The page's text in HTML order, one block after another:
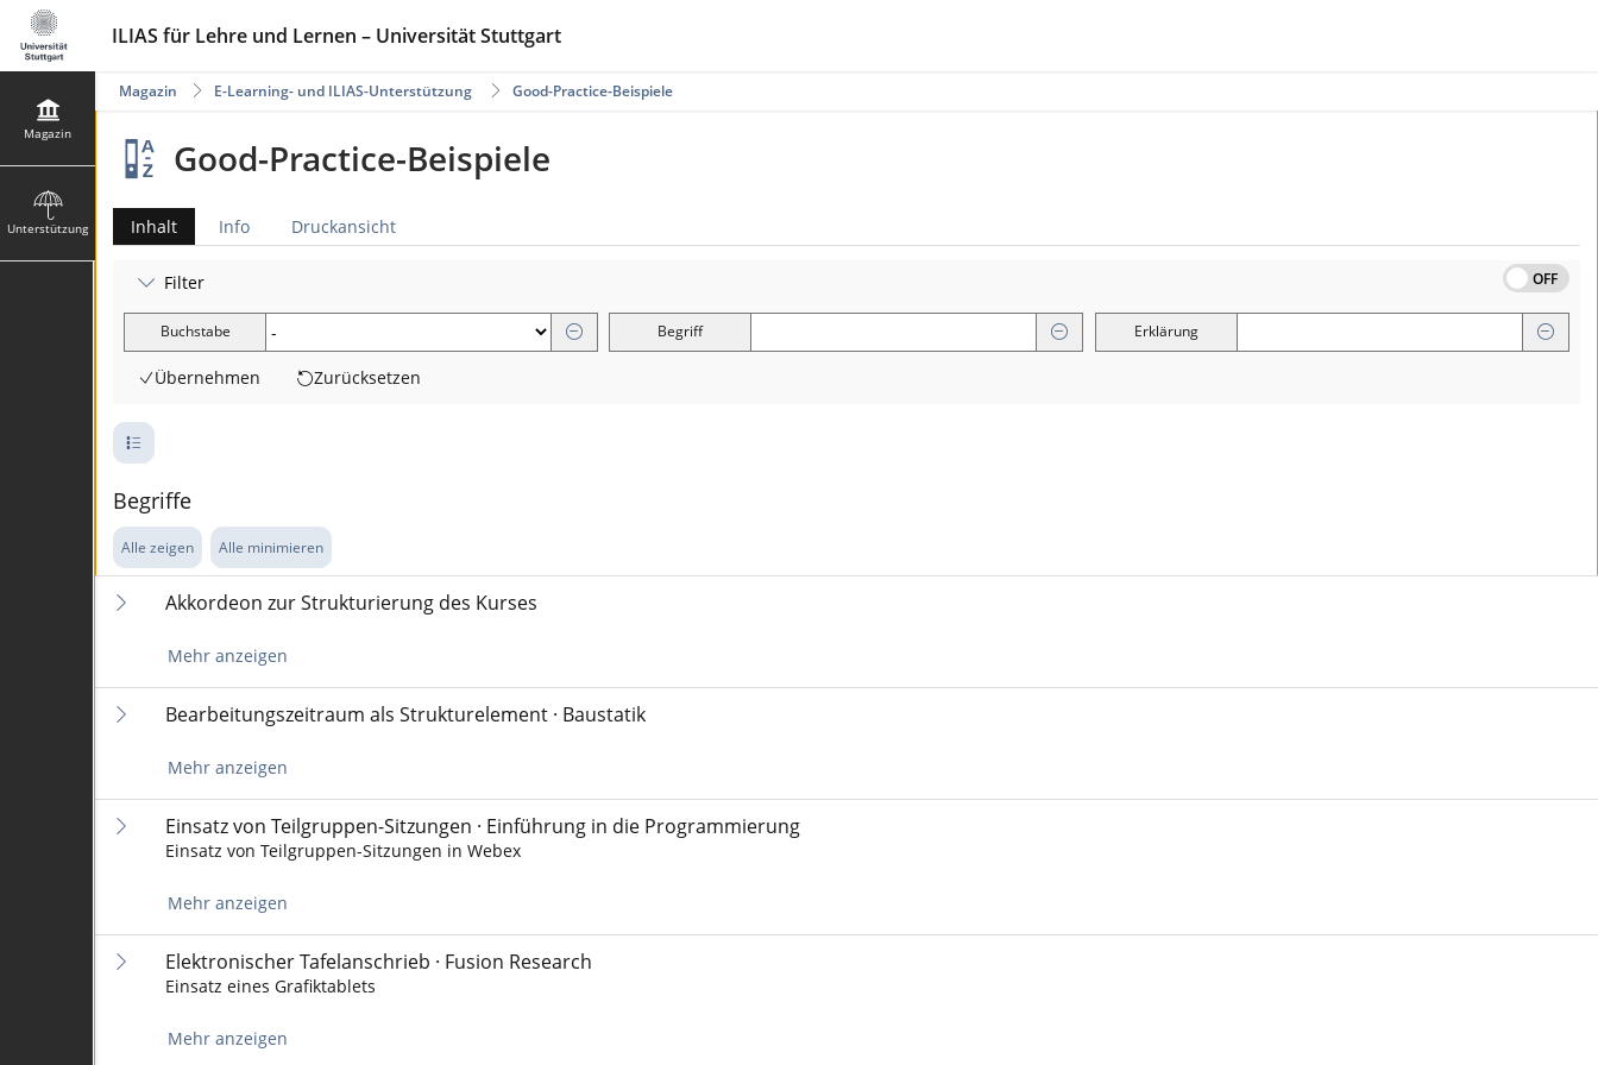
ILIAS für Lehre und Lernen – Universität Stuttgart
Magazin
Unterstützung
Good-Practice-Beispiele
E-Learning- und ILIAS-Unterstützung
Magazin
Good-Practice-Beispiele
Inhalt Info Druckansicht
Filter OFF
Buchstabe Begriff Erklärung
Übernehmen Zurücksetzen
Begriffe
Alle zeigen Alle minimieren
Akkordeon zur Strukturierung des Kurses
Mehr anzeigen
Bearbeitungszeitraum als Strukturelement · Baustatik
Mehr anzeigen
Einsatz von Teilgruppen-Sitzungen · Einführung in die Programmierung
Einsatz von Teilgruppen-Sitzungen in Webex
Mehr anzeigen
Elektronischer Tafelanschrieb · Fusion Research
Einsatz eines Grafiktablets
Mehr anzeigen